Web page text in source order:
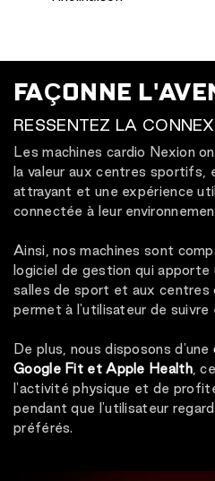
FAÇONNE
RESSENTEZ LA
Les machines cardio Nexion
la valeur aux centres sportifs,
attrayant et une expérience
connectée à leur
Ainsi, nos machines sont
logiciel de gestion qui apporte
salles de sport et aux centres
permet à l'utilisateur de suivre
De plus, nous disposons d'une
Google Fit et Apple Health,
l'activité physique et de
pendant que l'utilisateur
préférés.